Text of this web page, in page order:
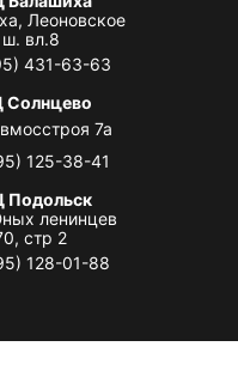
Леоновское
ш. вл.8
431-63-63
Солнцево
7а
125-38-41
Подольск
ленинцев
стр 2
128-01-88